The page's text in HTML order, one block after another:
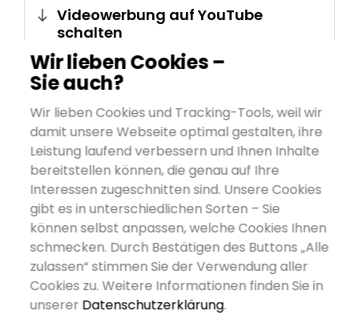
Wir lieben Cookies –
Sie auch?
Wir lieben Cookies und Tracking-Tools, weil wir
damit unsere Webseite optimal gestalten, ihre
Leistung laufend verbessern und Ihnen Inhalte
bereitstellen können, die genau auf Ihre
Interessen zugeschnitten sind. Unsere Cookies
gibt es in unterschiedlichen Sorten – Sie
können selbst anpassen, welche Cookies Ihnen
schmecken. Durch Bestätigen des Buttons „Alle
zulassen“ stimmen Sie der Verwendung aller
Cookies zu. Weitere Informationen finden Sie in
unserer Datenschutzerklärung.
Videowerbung auf YouTube
schalten
YouTube-Werbung im B2B-Umfeld
YouTube Kampagne anlegen
Kampagneneinstellungen
festlegen
Anzeigengruppe erstellen
Videoanzeige erstellen
5 Tipps für Erfolgreiche
Videoanzeigen
Tipp 1: Separate Kampagnen für
verschiedene Anzeigenformate